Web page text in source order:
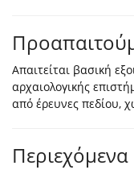
Απαιτείται βασική
αρχαιολογικής
από έρευνες πεδίου,
Περιεχόμενα